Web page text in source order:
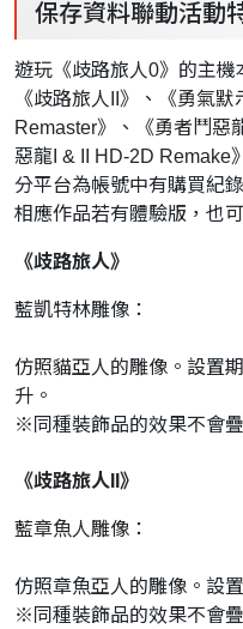
保存資料聯動活動
遊玩《歧路旅人0》的主機
《歧路旅人II》、《勇氣
Remaster》、《勇者鬥惡
惡龍I & II HD-2D Remake
分平台為帳號中有購買紀
相應作品若有體驗版，也
《歧路旅人》
藍凱特林雕像：
仿照貓亞人的雕像。設置
升。​​
※同種裝飾品的效果不會
《歧路旅人II》​​
藍章魚人雕像：
仿照章魚亞人的雕像。設
※同種裝飾品的效果不會